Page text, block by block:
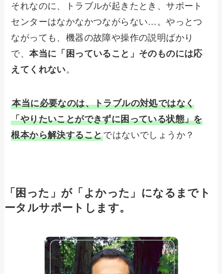
それなのに、トラブルが起きたとき、サポート
センターはなかなかつながらない…。やっとつ
ながっても、機器の故障や操作の説明ばかり
で、本当に「困っていること」そのものには応
えてくれない。
本当に必要なのは、トラブルの対処ではなく
「やりたいことができずに困っている状態」を
根本から解決することではないでしょうか？
「困った」が「よかった」になるまでト
ータルサポートします。